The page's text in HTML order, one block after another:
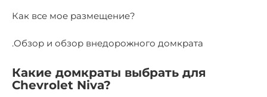
Как все мое размещение?
.Обзор и обзор внедорожного домкрата
Какие домкраты выбрать для
Chevrolet Niva?